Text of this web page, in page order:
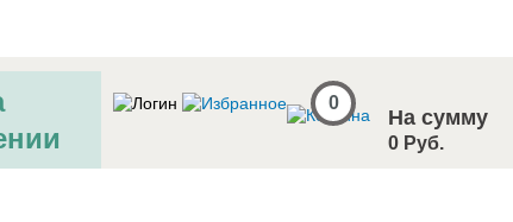
0
На сумму
0 Руб.